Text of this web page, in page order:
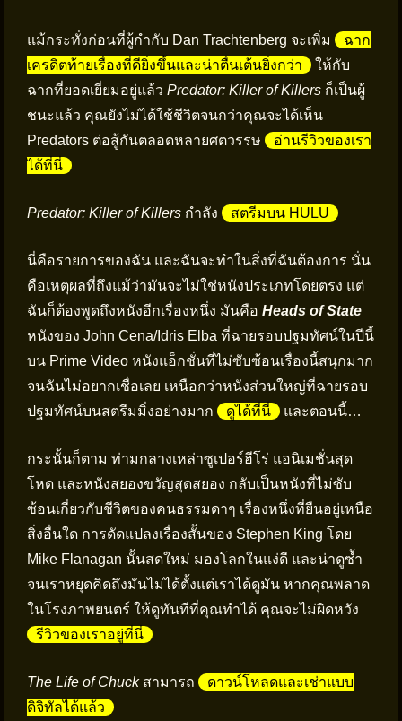
แม้กระทั่งก่อนที่ผู้กำกับ Dan Trachtenberg จะเพิ่ม
ฉาก
เครดิตท้ายเรื่องที่ดียิ่งขึ้นและน่าตื่นเต้นยิ่งกว่า
ให้กับ
ฉากที่ยอดเยี่ยมอยู่แล้ว Predator: Killer of Killers ก็เป็นผู้
ชนะแล้ว คุณยังไม่ได้ใช้ชีวิตจนกว่าคุณจะได้เห็น
Predators ต่อสู้กันตลอดหลายศตวรรษ
อ่านรีวิวของเรา
ได้ที่นี่
Predator: Killer of Killers กำลัง สตรีมบน HULU
นี่คือรายการของฉัน และฉันจะทำในสิ่งที่ฉันต้องการ นั่น
คือเหตุผลที่ถึงแม้ว่ามันจะไม่ใช่หนังประเภทโดยตรง แต่
ฉันก็ต้องพูดถึงหนังอีกเรื่องหนึ่ง มันคือ Heads of State
หนังของ John Cena/Idris Elba ที่ฉายรอบปฐมทัศน์ในปีนี้
บน Prime Video หนังแอ็กชั่นที่ไม่ซับซ้อนเรื่องนี้สนุกมาก
จนฉันไม่อยากเชื่อเลย เหนือกว่าหนังส่วนใหญ่ที่ฉายรอบ
ปฐมทัศน์บนสตรีมมิ่งอย่างมาก
ดูได้ที่นี่ และตอนนี้…
กระนั้นก็ตาม ท่ามกลางเหล่าซูเปอร์ฮีโร่ แอนิเมชั่นสุด
โหด และหนังสยองขวัญสุดสยอง กลับเป็นหนังที่ไม่ซับ
ซ้อนเกี่ยวกับชีวิตของคนธรรมดาๆ เรื่องหนึ่งที่ยืนอยู่เหนือ
สิ่งอื่นใด การดัดแปลงเรื่องสั้นของ Stephen King โดย
Mike Flanagan นั้นสดใหม่ มองโลกในแง่ดี และน่าดูซ้ำ
จนเราหยุดคิดถึงมันไม่ได้ตั้งแต่เราได้ดูมัน หากคุณพลาด
ในโรงภาพยนตร์ ให้ดูทันทีที่คุณทำได้ คุณจะไม่ผิดหวัง
รีวิวของเราอยู่ที่นี่
The Life of Chuckสามารถ
ดาวน์โหลดและเช่าแบบ
ดิจิทัลได้แล้ว